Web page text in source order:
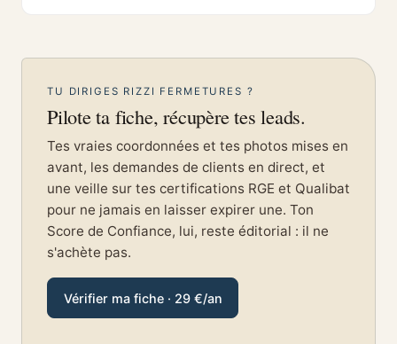
TU DIRIGES RIZZI FERMETURES ?
Pilote ta fiche, récupère tes leads.
Tes vraies coordonnées et tes photos mises en
avant, les demandes de clients en direct, et
une veille sur tes certifications RGE et Qualibat
pour ne jamais en laisser expirer une. Ton
Score de Confiance, lui, reste éditorial : il ne
s'achète pas.
Vérifier ma fiche · 29 €/an